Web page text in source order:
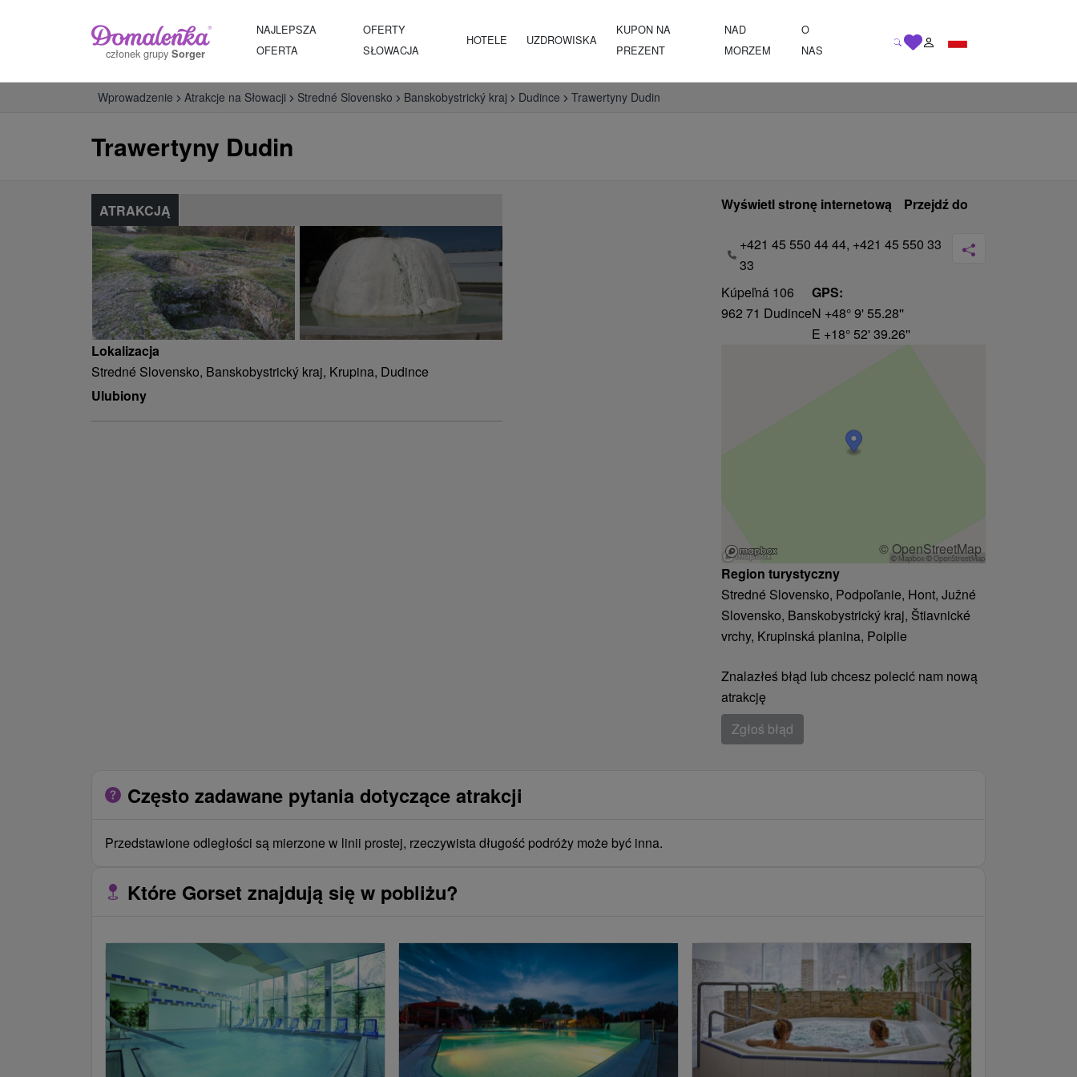
członek grupy Sorger
NAJLEPSZA
OFERTA
OFERTY
SŁOWACJA
HOTELE UZDROWISKA
KUPON NA
PREZENT
NAD
MORZEM
O
NAS
Wprowadzenie Atrakcje na Słowacji Stredné Slovensko Banskobystrický kraj Dudince Trawertyny Dudin
Trawertyny Dudin
Wyświetl stronę internetową Przejdź do
+421 45 550 44 44, +421 45 550 33
33
Kúpeľná 106
962 71 Dudince
GPS:
N +48° 9' 55.28''
E +18° 52' 39.26''
© OpenStreetMap
Region turystyczny
Stredné Slovensko, Podpoľanie, Hont, Južné
Slovensko, Banskobystrický kraj, Štiavnické
vrchy, Krupinská planina, Poiplie
Znalazłeś błąd lub chcesz polecić nam nową
atrakcję
Zgłoś błąd
ATRAKCJĄ
Lokalizacja
Stredné Slovensko, Banskobystrický kraj, Krupina, Dudince
Ulubiony
Często zadawane pytania dotyczące atrakcji
Przedstawione odległości są mierzone w linii prostej, rzeczywista długość podróży może być inna.
Które Gorset znajdują się w pobliżu?